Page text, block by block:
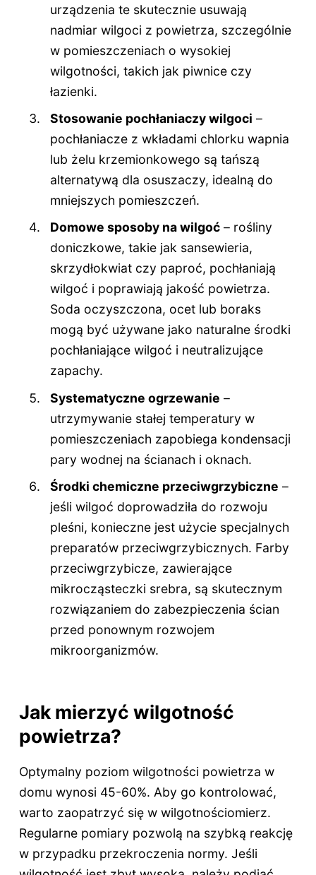
urządzenia te skutecznie usuwają
nadmiar wilgoci z powietrza, szczególnie
w pomieszczeniach o wysokiej
wilgotności, takich jak piwnice czy
łazienki.
Stosowanie pochłaniaczy wilgoci –
pochłaniacze z wkładami chlorku wapnia
lub żelu krzemionkowego są tańszą
alternatywą dla osuszaczy, idealną do
mniejszych pomieszczeń.
Domowe sposoby na wilgoć – rośliny
doniczkowe, takie jak sansewieria,
skrzydłokwiat czy paproć, pochłaniają
wilgoć i poprawiają jakość powietrza.
Soda oczyszczona, ocet lub boraks
mogą być używane jako naturalne środki
pochłaniające wilgoć i neutralizujące
zapachy.
Systematyczne ogrzewanie –
utrzymywanie stałej temperatury w
pomieszczeniach zapobiega kondensacji
pary wodnej na ścianach i oknach.
Środki chemiczne przeciwgrzybiczne –
jeśli wilgoć doprowadziła do rozwoju
pleśni, konieczne jest użycie specjalnych
preparatów przeciwgrzybicznych. Farby
przeciwgrzybicze, zawierające
mikrocząsteczki srebra, są skutecznym
rozwiązaniem do zabezpieczenia ścian
przed ponownym rozwojem
mikroorganizmów.
Jak mierzyć wilgotność
powietrza?
Optymalny poziom wilgotności powietrza w
domu wynosi 45-60%. Aby go kontrolować,
warto zaopatrzyć się w wilgotnościomierz.
Regularne pomiary pozwolą na szybką reakcję
w przypadku przekroczenia normy. Jeśli